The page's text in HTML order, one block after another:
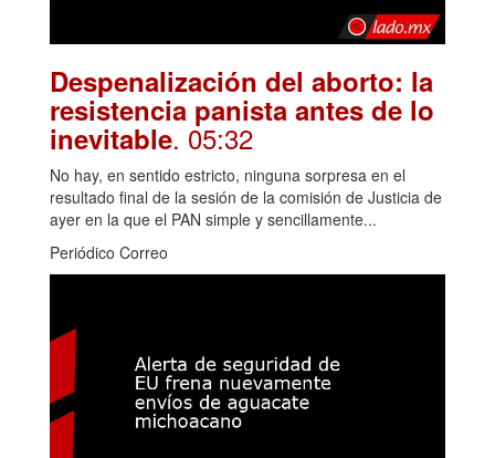
Despenalización del aborto: la
resistencia panista antes de lo
inevitable. 05:32
No hay, en sentido estricto, ninguna sorpresa en el
resultado final de la sesión de la comisión de Justicia de
ayer en la que el PAN simple y sencillamente...
Periódico Correo